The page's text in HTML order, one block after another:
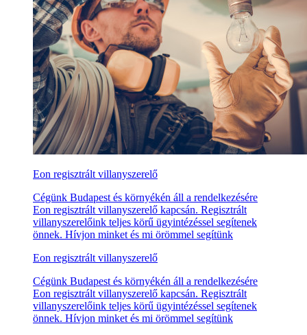
Eon regisztrált villanyszerelő
Cégünk Budapest és környékén áll a rendelkezésére
Eon regisztrált villanyszerelő kapcsán. Regisztrált
villanyszerelőink teljes körű ügyintézéssel segítenek
önnek. Hívjon minket és mi örömmel segítünk
Eon regisztrált villanyszerelő
Cégünk Budapest és környékén áll a rendelkezésére
Eon regisztrált villanyszerelő kapcsán. Regisztrált
villanyszerelőink teljes körű ügyintézéssel segítenek
önnek. Hívjon minket és mi örömmel segítünk